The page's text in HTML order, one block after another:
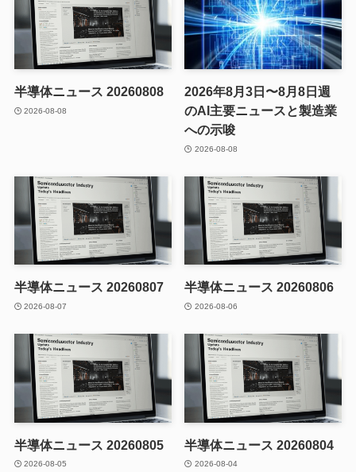
半導体ニュース 20260808
2026-08-08
2026年8月3日〜8月8日週
のAI主要ニュースと製造業
への示唆
2026-08-08
半導体ニュース 20260807
2026-08-07
半導体ニュース 20260806
2026-08-06
半導体ニュース 20260805
2026-08-05
半導体ニュース 20260804
2026-08-04